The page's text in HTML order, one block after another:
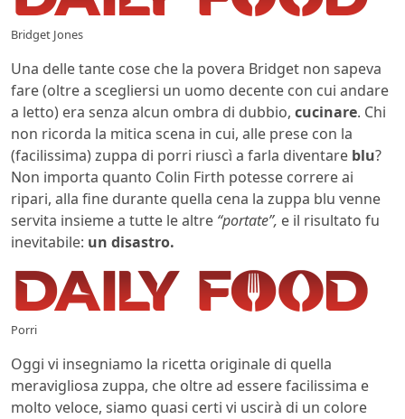
Bridget Jones
Una delle tante cose che la povera Bridget non sapeva
fare (oltre a scegliersi un uomo decente con cui andare
a letto) era senza alcun ombra di dubbio, cucinare. Chi
non ricorda la mitica scena in cui, alle prese con la
(facilissima) zuppa di porri riuscì a farla diventare blu?
Non importa quanto Colin Firth potesse correre ai
ripari, alla fine durante quella cena la zuppa blu venne
servita insieme a tutte le altre “portate”, e il risultato fu
inevitabile: un disastro.
Porri
Oggi vi insegniamo la ricetta originale di quella
meravigliosa zuppa, che oltre ad essere facilissima e
molto veloce, siamo quasi certi vi uscirà di un colore